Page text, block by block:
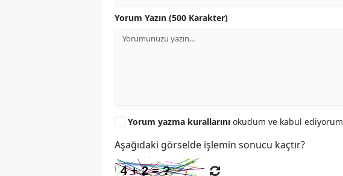
Yorum Yazın (500 Karakter)
Yorum yazma kurallarını okudum ve kabul ediyorum
Aşağıdaki görselde işlemin sonucu kaçtır?